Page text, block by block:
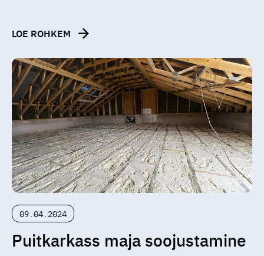
LOE ROHKEM
09.04.2024
Puitkarkass maja soojustamine